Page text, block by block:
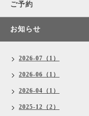
ご予約
お知らせ
2026-07（1）
2026-06（1）
2026-04（1）
2025-12（2）